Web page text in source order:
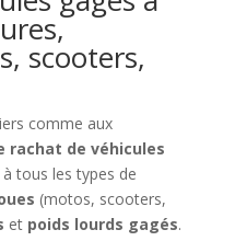
scooters,
comme aux
rachat de véhicules
tous les types de
(motos, scooters,
et poids lourds gagés.